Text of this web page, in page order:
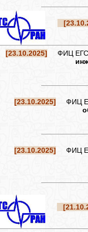
[23.10.2025] ФИЦ ЕГС
[23.10.2025] ФИЦ
[23.10.2025] ФИЦ